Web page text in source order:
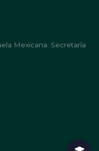
Mexicana. Secretaría